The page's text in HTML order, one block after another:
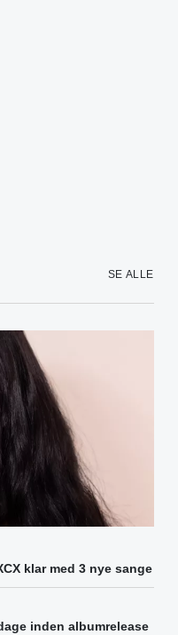
SE ALLE
klar med 3 nye sange
inden albumrelease